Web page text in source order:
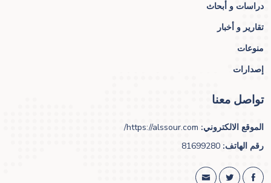
دراسات و أبحاث
تقارير و أخبار
منوعات
إصدارات
تواصل معنا
الموقع الالكتروني: https://alssour.com/
رقم الهاتف: 81699280